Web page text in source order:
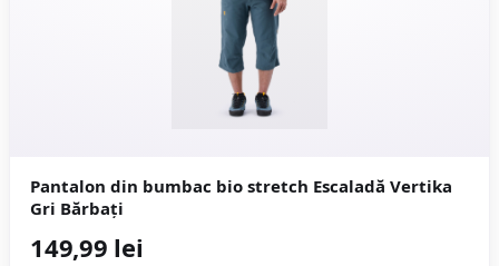
Pantalon din bumbac bio stretch Escaladă Vertika
Gri Bărbaţi
149,99 lei